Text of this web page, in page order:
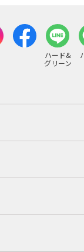
ハード&
グリーン